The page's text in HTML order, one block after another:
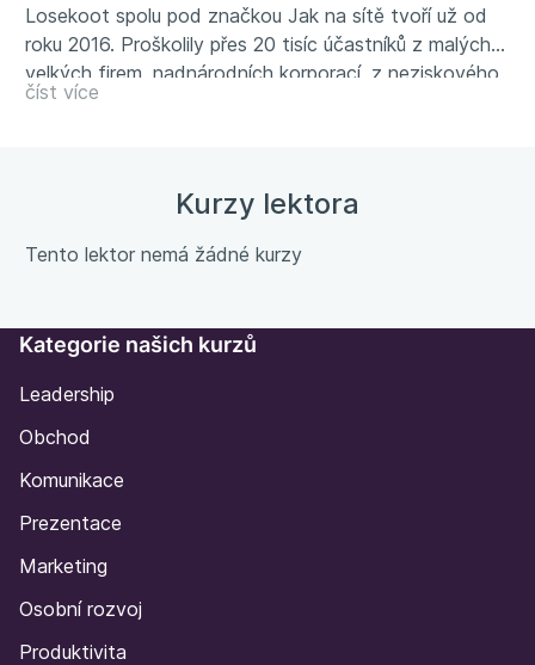
Losekoot spolu pod značkou Jak na sítě tvoří už od
roku 2016. Proškolily přes 20 tisíc účastníků z malých i
velkých firem, nadnárodních korporací, z neziskového
sektoru i ze státních institucí. Jsou autorkami
včetně Osobnost digitálního marketingu roku 2020.
Píšou newsletter Síťoviny.www.jaknasite.cz
číst více
Kurzy lektora
Tento lektor nemá žádné kurzy
Kategorie našich kurzů
Leadership
Obchod
Komunikace
Prezentace
Marketing
Osobní rozvoj
Produktivita